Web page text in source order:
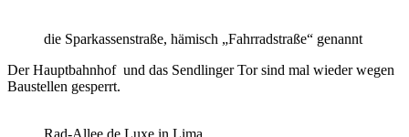
die Sparkassenstraße, hämisch „Fahrradstraße“ genannt
Der Hauptbahnhof und das Sendlinger Tor sind mal wieder wegen
Baustellen gesperrt.
Rad-Allee de Luxe in Lima